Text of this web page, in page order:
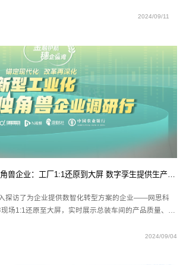
广东省工信厅关于广东省第六批专精特新“小巨人”
2024/09/11
南方都市报走进广州独角兽企业：工厂1:1还原到大屏 数字孪生提供生产最优解
探访了为企业提供数智化转型方案的企业——网思科
场1:1还原至大屏，实时展示总装车间的产品质量、产
“团队已成功构建了数字孪生无人机运管平台，使技术
2024/09/04